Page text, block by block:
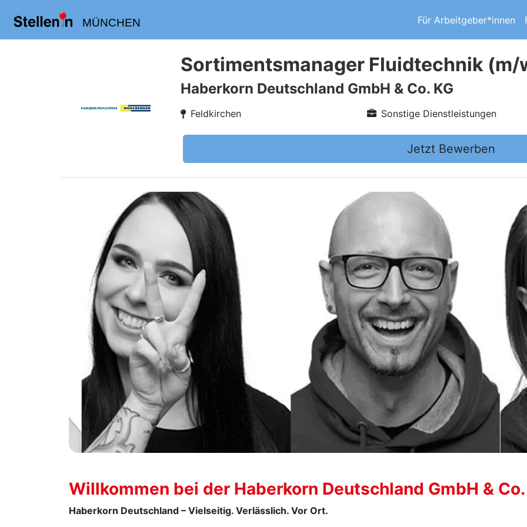
MÜNCHEN Für Arbeitgeber*innen
Sortimentsmanager Fluidtechnik (m/
Haberkorn Deutschland GmbH & Co. KG
Feldkirchen Sonstige Dienstleistungen
Jetzt Bewerben
Willkommen bei der Haberkorn Deutschland GmbH & Co.
Haberkorn Deutschland – Vielseitig. Verlässlich. Vor Ort.